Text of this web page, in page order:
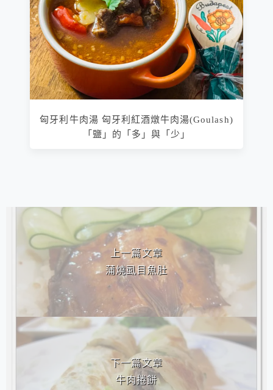
匈牙利牛肉湯 匈牙利紅酒燉牛肉湯(Goulash)
「鹽」的「多」與「少」
相連文章
上一篇文章
蒲燒虱目魚肚
下一篇文章
牛肉捲餅